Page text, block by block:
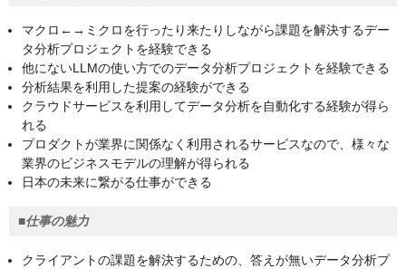
マクロ←→ミクロを行ったり来たりしながら課題を解決するデー
タ分析プロジェクトを経験できる
他にないLLMの使い方でのデータ分析プロジェクトを経験できる
分析結果を利用した提案の経験ができる
クラウドサービスを利用してデータ分析を自動化する経験が得ら
れる
プロダクトが業界に関係なく利用されるサービスなので、様々な
業界のビジネスモデルの理解が得られる
日本の未来に繋がる仕事ができる
■仕事の魅力
クライアントの課題を解決するための、答えが無いデータ分析プ